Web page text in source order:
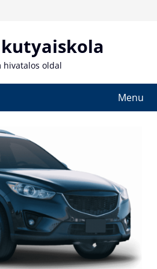
hivatalos oldal
Menu